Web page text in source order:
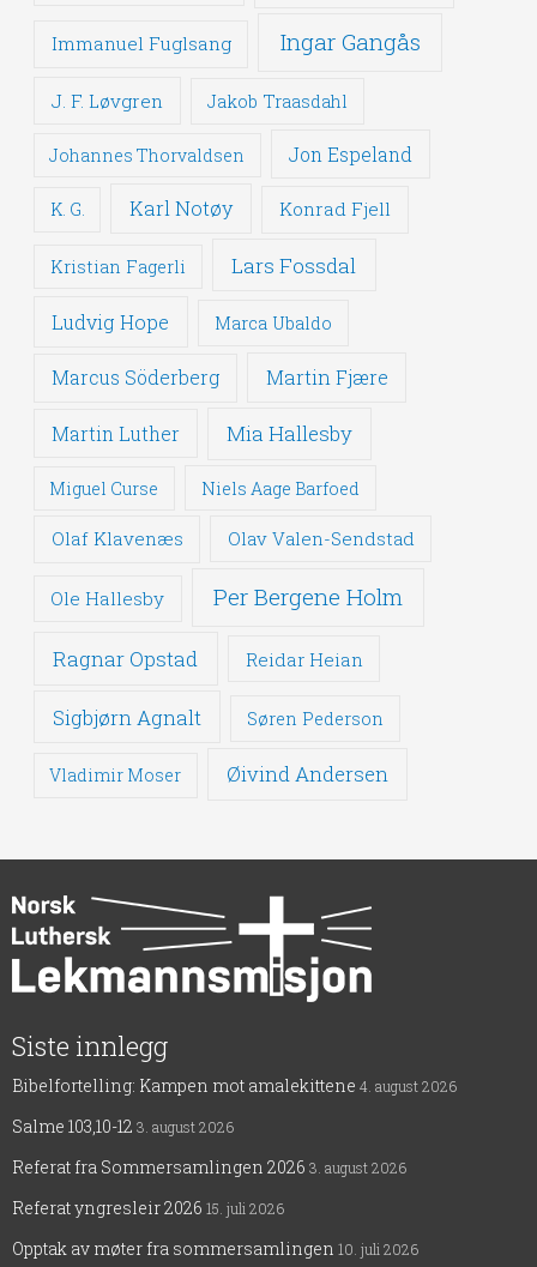
Immanuel Fuglsang Ingar Gangås
J. F. Løvgren Jakob Traasdahl
Johannes Thorvaldsen Jon Espeland
K. G. Karl Notøy Konrad Fjell
Kristian Fagerli Lars Fossdal
Ludvig Hope Marca Ubaldo
Marcus Söderberg Martin Fjære
Martin Luther Mia Hallesby
Miguel Curse Niels Aage Barfoed
Olaf Klavenæs Olav Valen-Sendstad
Ole Hallesby Per Bergene Holm
Ragnar Opstad Reidar Heian
Sigbjørn Agnalt Søren Pederson
Vladimir Moser Øivind Andersen
Siste innlegg
Bibelfortelling: Kampen mot amalekittene 4. august 2026
Salme 103,10-12 3. august 2026
Referat fra Sommersamlingen 2026 3. august 2026
Referat yngresleir 2026 15. juli 2026
Opptak av møter fra sommersamlingen 10. juli 2026